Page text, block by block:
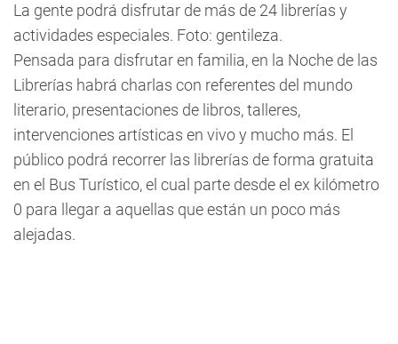
La gente podrá disfrutar de más de 24 librerías y
actividades especiales. Foto: gentileza.
Pensada para disfrutar en familia, en la Noche de las
Librerías habrá charlas con referentes del mundo
literario, presentaciones de libros, talleres,
intervenciones artísticas en vivo y mucho más. El
público podrá recorrer las librerías de forma gratuita
en el Bus Turístico, el cual parte desde el ex kilómetro
0 para llegar a aquellas que están un poco más
alejadas.